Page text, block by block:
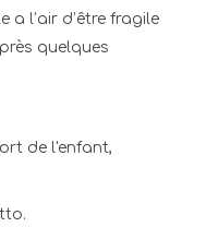
a l’air d’être fragile
quelques
de l'enfant,